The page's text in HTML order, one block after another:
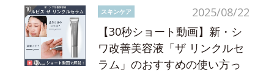
2025/08/22
スキンケア
【30秒ショート動画】新・シ
ワ改善美容液「ザ リンクルセ
ラム」のおすすめの使い方っ